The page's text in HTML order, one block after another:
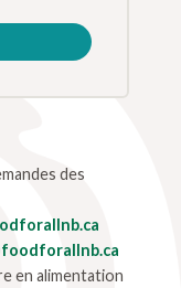
des
en alimentation